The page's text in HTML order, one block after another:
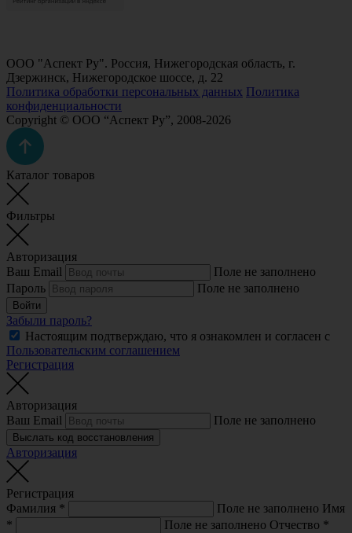
ООО "Аспект Ру". Россия, Нижегородская область, г.
Дзержинск, Нижегородское шоссе, д. 22
Политика обработки персональных данных Политика
конфиденциальности
Copyright © ООО “Аспект Ру”, 2008-2026
Каталог товаров
Фильтры
Авторизация
Ваш Email
Поле не заполнено
Пароль
Поле не заполнено
Войти
Забыли пароль?
Настоящим подтверждаю, что я ознакомлен и согласен с
Пользовательским соглашением
Регистрация
Авторизация
Ваш Email
Поле не заполнено
Выслать код восстановления
Авторизация
Регистрация
Фамилия * Поле не заполнено Имя
*
Поле не заполнено Отчество *